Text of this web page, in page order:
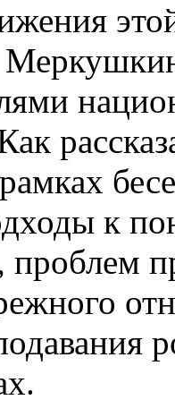
к
проблем